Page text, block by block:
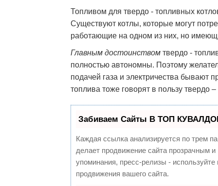
Топливом для твердо - топливных
Существуют котлы, которые могут
работающие на одном из них, но
Главным достоинством твердо -
полностью автономны. Поэтому
подачей газа и электричества бывают
топлива тоже говорят в пользу твердо –
Забиваем Сайты В ТОП
Каждая ссылка анализируется по трем
делает продвижение сайта прозрачным
упоминания, пресс-релизы -
продвижения вашего сайта.